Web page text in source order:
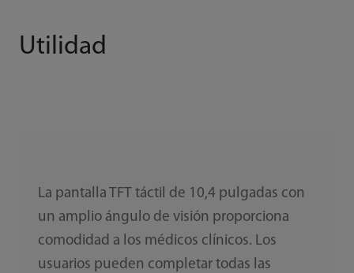
Utilidad
La pantalla TFT táctil de 10,4 pulgadas con
un amplio ángulo de visión proporciona
comodidad a los médicos clínicos. Los
usuarios pueden completar todas las